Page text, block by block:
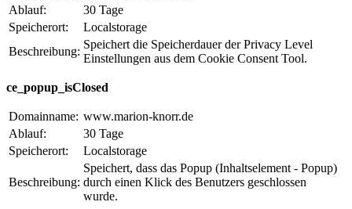
Ablauf:
30 Tage
Speicherort:
Localstorage
Beschreibung:
Speichert die Speicherdauer der Privacy Level
Einstellungen aus dem Cookie Consent Tool.
ce_popup_isClosed
Domainname: www.marion-knorr.de
Ablauf:
30 Tage
Speicherort:
Localstorage
Beschreibung:
Speichert, dass das Popup (Inhaltselement - Popup)
durch einen Klick des Benutzers geschlossen
wurde.